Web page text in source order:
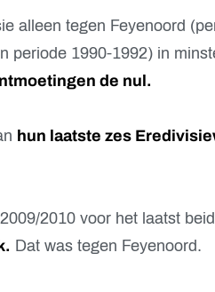
alleen tegen Feyenoord
periode 1990-1992) in
de nul.
hun laatste zes
2010 voor het laatst
Dat was tegen Feyenoord.